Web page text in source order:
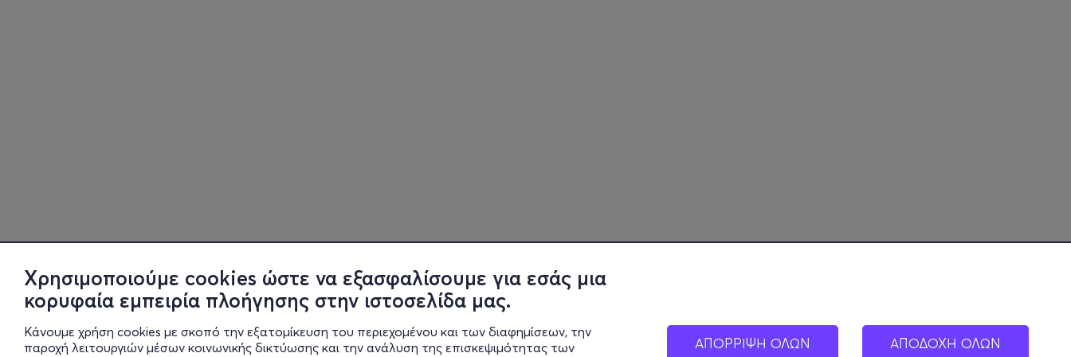
Χρησιμοποιούμε cookies ώστε να εξασφαλίσουμε για εσάς μια
κορυφαία εμπειρία πλοήγησης στην ιστοσελίδα μας.
Κάνουμε χρήση cookies με σκοπό την εξατομίκευση του περιεχομένου και των διαφημίσεων, την
παροχή λειτουργιών μέσων κοινωνικής δικτύωσης και την ανάλυση της επισκεψιμότητας των
ΑΠΟΡΡΙΨΗ ΟΛΩΝ ΑΠΟΔΟΧΗ ΟΛΩΝ